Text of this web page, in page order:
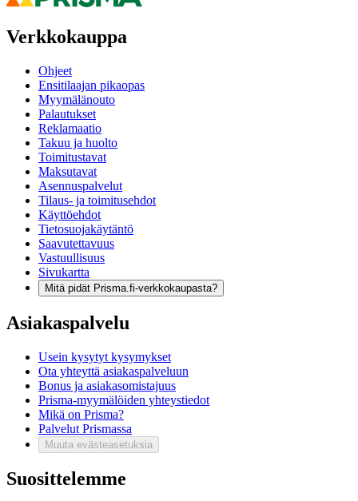
Verkkokauppa
Ohjeet
Ensitilaajan pikaopas
Myymälänouto
Palautukset
Reklamaatio
Takuu ja huolto
Toimitustavat
Maksutavat
Asennuspalvelut
Tilaus- ja toimitusehdot
Käyttöehdot
Tietosuojakäytäntö
Saavutettavuus
Vastuullisuus
Sivukartta
Mitä pidät Prisma.fi-verkkokaupasta?
Asiakaspalvelu
Usein kysytyt kysymykset
Ota yhteyttä asiakaspalveluun
Bonus ja asiakasomistajuus
Prisma-myymälöiden yhteystiedot
Mikä on Prisma?
Palvelut Prismassa
Muuta evästeasetuksia
Suosittelemme